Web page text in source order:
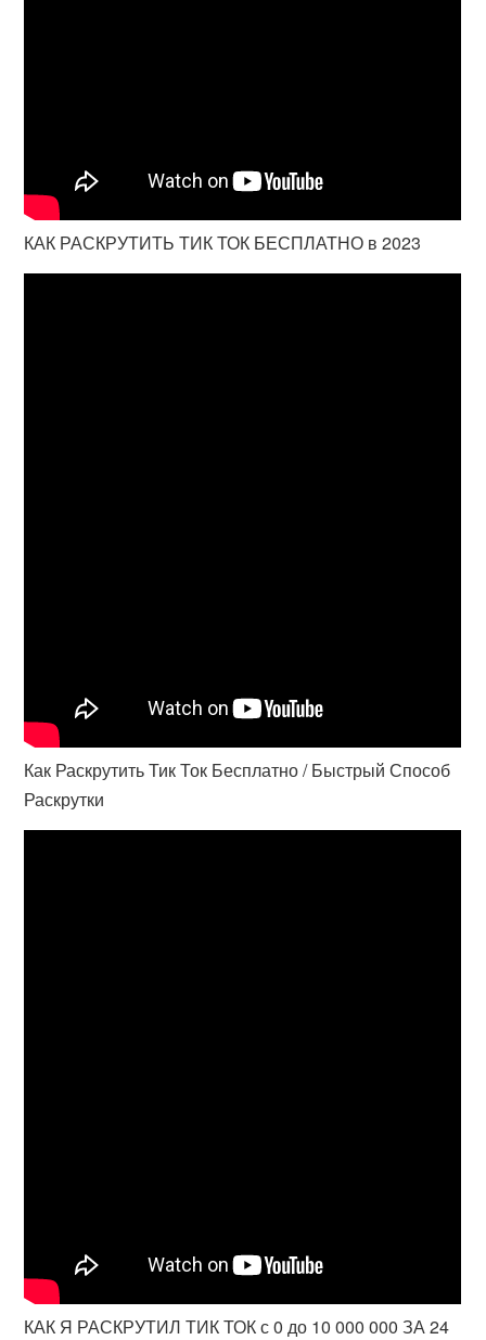
КАК РАСКРУТИТЬ ТИК ТОК БЕСПЛАТНО в 2023
Как Раскрутить Тик Ток Бесплатно / Быстрый Способ
Раскрутки
КАК Я РАСКРУТИЛ ТИК ТОК с 0 до 10 000 000 ЗА 24